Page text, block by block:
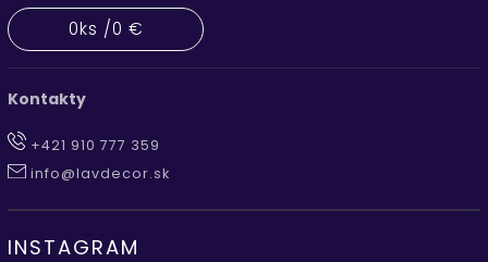
0ks /0 €
Kontakty
+421 910 777 359
info@lavdecor.sk
INSTAGRAM